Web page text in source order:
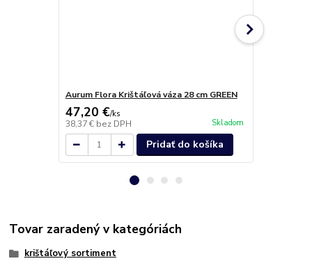
Aurum Flora Krištáľová váza 28 cm GREEN
47,20 €/ks
38,37 € bez DPH Skladom
Pridať do košíka
Tovar zaradený v kategóriách
krištáľový sortiment